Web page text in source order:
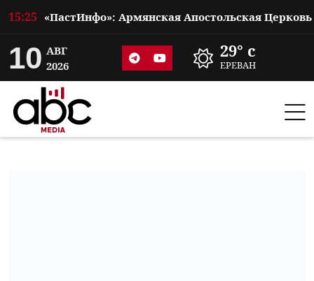
15:25
10 АВГ
2026
29° c
ЕРЕВАН